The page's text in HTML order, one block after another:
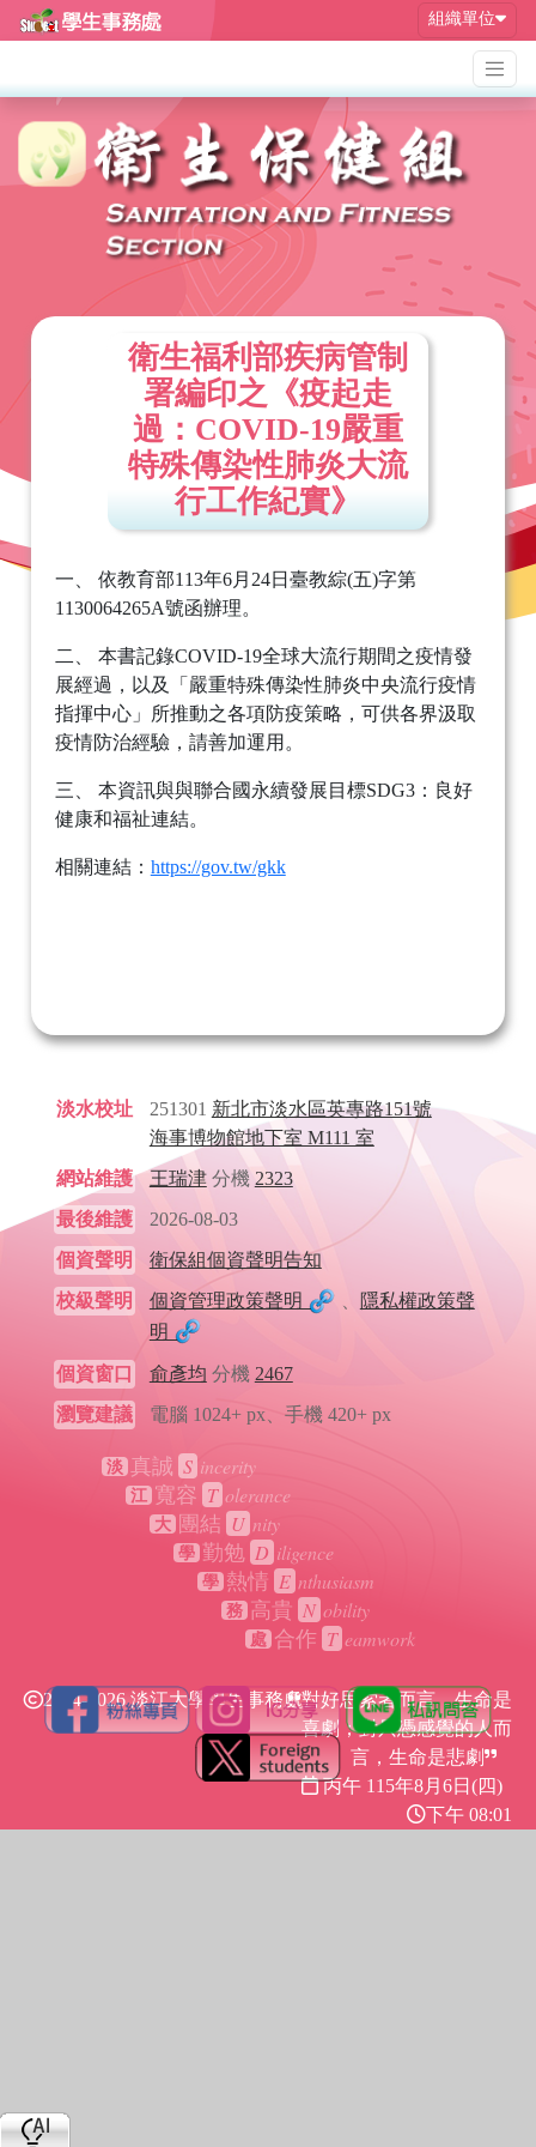
組織單位
衛生福利部疾病管制
署編印之《疫起走
過：COVID-19嚴重
特殊傳染性肺炎大流
行工作紀實》
一、 依教育部113年6月24日臺教綜(五)字第
1130064265A號函辦理。
二、 本書記錄COVID-19全球大流行期間之疫情發
展經過，以及「嚴重特殊傳染性肺炎中央流行疫情
指揮中心」所推動之各項防疫策略，可供各界汲取
疫情防治經驗，請善加運用。
三、 本資訊與與聯合國永續發展目標SDG3：良好
健康和福祉連結。
相關連結： https://gov.tw/gkk
淡水校址 251301 新北市淡水區英專路151號
海事博物館地下室 M111 室
網站維護
王瑞津分機 2323
最後維護
2026-08-03
個資聲明
衛保組個資聲明告知
校級聲明
個資管理政策聲明 、
隱私權政策聲
明
個資窗口 俞彥均 分機 2467
瀏覽建議
電腦 1024+ px、手機 420+ px
淡 真誠 S incerity
江 寬容 T olerance
大 團結 U nity
學 勤勉 D iligence
學 熱情 E nthusiasm
務 高貴 N obility
處 合作 T eamwork
2024-2026 淡江大學學生事務處對好思索者而言，生命是
喜劇；對只憑感覺的人而
言，生命是悲劇
丙午 115年8月6日(四)
下午 08:01